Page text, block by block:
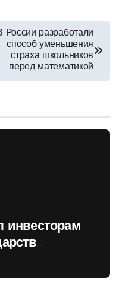
России разработали
способ уменьшения
страха школьников
перед математикой
инвесторам